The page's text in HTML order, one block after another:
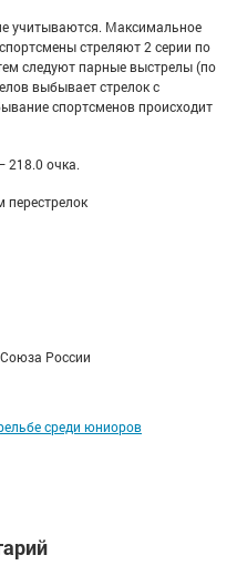
учитываются. Максимальное
стреляют 2 серии по
следуют парные выстрелы (по
выбывает стрелок с
спортсменов происходит
218.0 очка.
перестрелок
России
среди юниоров